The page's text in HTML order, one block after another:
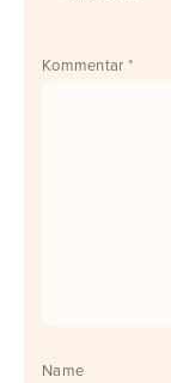
Kommentar *
Name